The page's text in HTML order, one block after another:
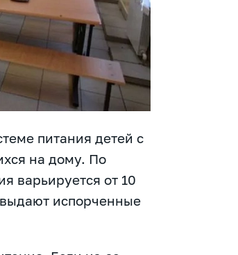
питания детей с
на дому. По
варьируется от 10
испорченные